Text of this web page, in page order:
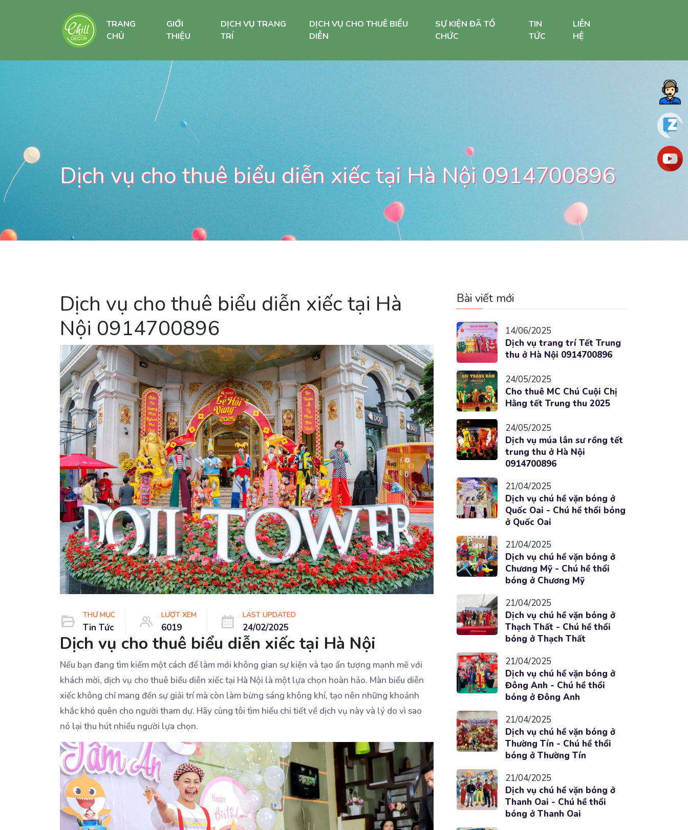
TRANG
CHỦ
GIỚI
THIỆU
DỊCH VỤ TRANG
TRÍ
DỊCH VỤ CHO THUÊ BIỂU
DIỄN
SỰ KIỆN ĐÃ TỔ
CHỨC
TIN
TỨC
LIÊN
HỆ
Dịch vụ cho thuê biểu diễn xiếc tại Hà Nội 0914700896
Dịch vụ cho thuê biểu diễn xiếc tại Hà
Nội 0914700896
THƯ MỤC
Tin Tức
LƯỢT XEM
6019
LAST UPDATED
24/02/2025
Dịch vụ cho thuê biểu diễn xiếc tại Hà Nội
Nếu bạn đang tìm kiếm một cách để làm mới không gian sự kiện và tạo ấn tượng mạnh mẽ với
khách mời, dịch vụ cho thuê biểu diễn xiếc tại Hà Nội là một lựa chọn hoàn hảo. Màn biểu diễn
xiếc không chỉ mang đến sự giải trí mà còn làm bừng sáng không khí, tạo nên những khoảnh
khắc khó quên cho người tham dự. Hãy cùng tôi tìm hiểu chi tiết về dịch vụ này và lý do vì sao
nó lại thu hút nhiều người lựa chọn.
Bài viết mới
14/06/2025
Dịch vụ trang trí Tết Trung
thu ở Hà Nội 0914700896
24/05/2025
Cho thuê MC Chú Cuội Chị
Hằng tết Trung thu 2025
24/05/2025
Dịch vụ múa lân sư rồng tết
trung thu ở Hà Nội
0914700896
21/04/2025
Dịch vụ chú hề vặn bóng ở
Quốc Oai - Chú hề thổi bóng
ở Quốc Oai
21/04/2025
Dịch vụ chú hề vặn bóng ở
Chương Mỹ - Chú hề thổi
bóng ở Chương Mỹ
21/04/2025
Dịch vụ chú hề vặn bóng ở
Thạch Thất - Chú hề thổi
bóng ở Thạch Thất
21/04/2025
Dịch vụ chú hề vặn bóng ở
Đông Anh - Chú hề thổi
bóng ở Đông Anh
21/04/2025
Dịch vụ chú hề vặn bóng ở
Thường Tín - Chú hề thổi
bóng ở Thường Tín
21/04/2025
Dịch vụ chú hề vặn bóng ở
Thanh Oai - Chú hề thổi
bóng ở Thanh Oai